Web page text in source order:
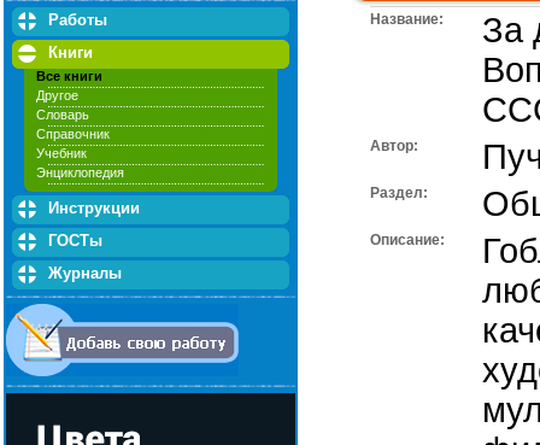
Работы
Книги
Все книги
Другое
Словарь
Справочник
Учебник
Энциклопедия
Инструкции
ГОСТы
Журналы
Название:
За
Автор:
Раздел:
Описание: